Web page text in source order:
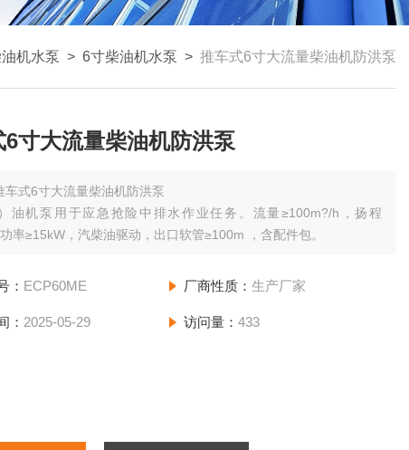
机水泵 > 6寸柴油机水泵 > 推车式6寸大流量柴油机防洪泵
6寸大流量柴油机防洪泵
车式6寸大流量柴油机防洪泵
油机泵用于应急抢险中排水作业任务。流量≥100m?/h，扬程
率≥15kW，汽柴油驱动，出口软管≥100m ，含配件包。
： ECP60ME 厂商性质： 生产厂家
： 2025-05-29 访问量： 433